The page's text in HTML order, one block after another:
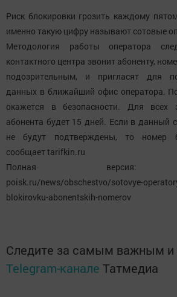
Риск блокировки грозить каждому
именно такую цифру называют сотовые
Методология работы оператора
контактного центра звонит абоненту,
подозрительным, и пригласят для
данных в ближайший офис оператора.
окажется в безопасности. Для всех
абонента будет 15 дней. Если в данный
не будут подтверждены, то номер
сообщает tarifkin.ru
Полная версия:
poisk.ru/news/obschestvo/sotovye-
blokirovku-abonentskih-nomerov
Следите за самым важным и
Telegram-канале Татмедиа